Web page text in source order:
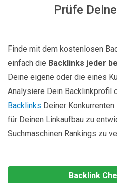
Prüfe
Finde mit dem kostenlosen
einfach die Backlinks jeder
Deine eigene oder die eines
Analysiere Dein Backlinkprofil
Backlinks Deiner
für Deinen Linkaufbau zu
Suchmaschinen Rankings zu
Backlink